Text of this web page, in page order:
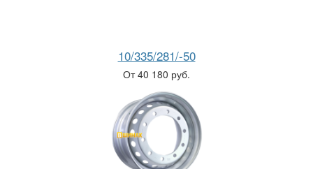
10/335/281/-50
От 40 180 руб.